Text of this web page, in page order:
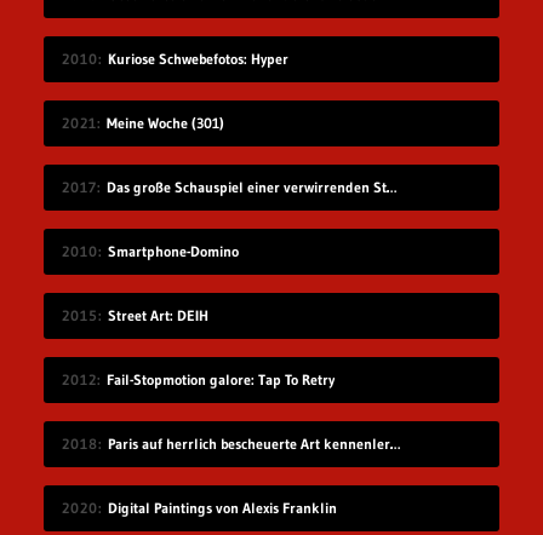
2010 Kuriose Schwebefotos: Hyper
2021 Meine Woche (301)
2017 Das große Schauspiel einer verwirrenden Straßenkennzeichnung
2010 Smartphone-Domino
2015 Street Art: DEIH
2012 Fail-Stopmotion galore: Tap To Retry
2018 Paris auf herrlich bescheuerte Art kennenlernen
2020 Digital Paintings von Alexis Franklin